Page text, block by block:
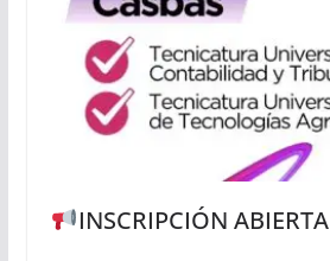
INSCRIPCIÓN ABIERTA